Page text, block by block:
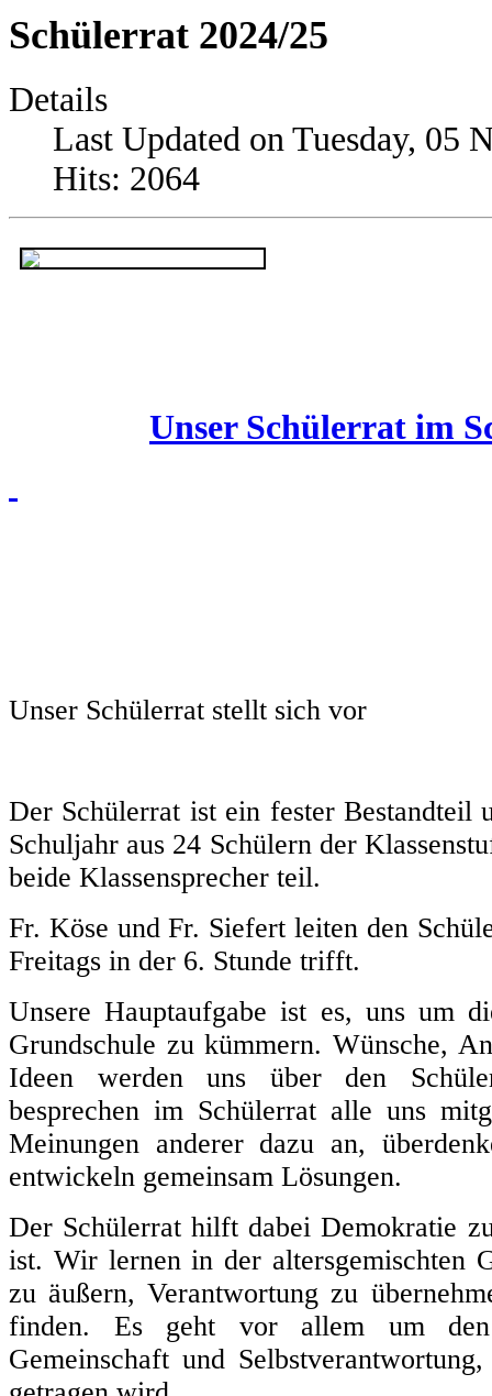
Schülerrat 2024/25
Details
Last Updated on Tuesday, 05
Hits: 2064
Unser Schülerrat im
Unser Schülerrat stellt sich vor
Der Schülerrat ist ein fester Bestandteil
Schuljahr aus 24 Schülern der
beide Klassensprecher teil.
Fr. Köse und Fr. Siefert leiten den
Freitags in der 6. Stunde trifft.
Unsere Hauptaufgabe ist es, uns um
Grundschule zu kümmern. Wünsche,
Ideen werden uns über den
besprechen im Schülerrat alle uns
Meinungen anderer dazu an,
entwickeln gemeinsam Lösungen.
Der Schülerrat hilft dabei Demokratie
ist. Wir lernen in der altersgemischten
zu äußern, Verantwortung zu
finden. Es geht vor allem um den
Gemeinschaft und